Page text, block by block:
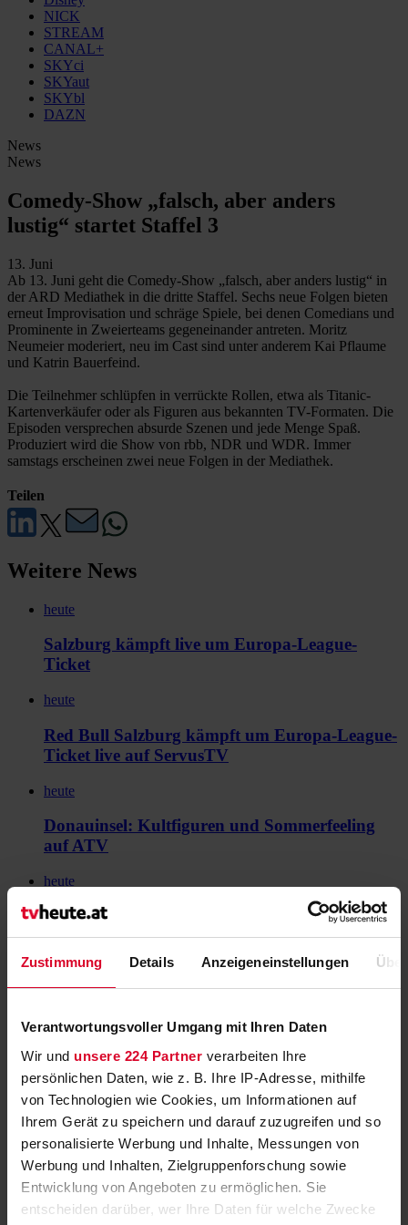
Zustimmung Details Anzeigeneinstellungen
Verantwortungsvoller Umgang mit Ihren Daten
Wir und unsere 224 Partner verarbeiten Ihre
persönlichen Daten, wie z. B. Ihre IP-Adresse, mithilfe
von Technologien wie Cookies, um Informationen auf
Ihrem Gerät zu speichern und darauf zuzugreifen und so
personalisierte Werbung und Inhalte, Messungen von
Werbung und Inhalten, Zielgruppenforschung sowie
Entwicklung von Angeboten zu ermöglichen. Sie
entscheiden darüber, wer Ihre Daten für welche Zwecke
NICK
STREAM
CANAL+
SKYci
SKYaut
SKYbl
DAZN
News
News
Comedy-Show „falsch, aber anders
lustig“ startet Staffel 3
13. Juni
Ab 13. Juni geht die Comedy-Show „falsch, aber anders lustig“ in
der ARD Mediathek in die dritte Staffel. Sechs neue Folgen bieten
erneut Improvisation und schräge Spiele, bei denen Comedians und
Prominente in Zweierteams gegeneinander antreten. Moritz
Neumeier moderiert, neu im Cast sind unter anderem Kai Pflaume
und Katrin Bauerfeind.
Die Teilnehmer schlüpfen in verrückte Rollen, etwa als Titanic-
Kartenverkäufer oder als Figuren aus bekannten TV-Formaten. Die
Episoden versprechen absurde Szenen und jede Menge Spaß.
Produziert wird die Show von rbb, NDR und WDR. Immer
samstags erscheinen zwei neue Folgen in der Mediathek.
Teilen
Weitere News
heute
Salzburg kämpft live um Europa-League-
Ticket
heute
Red Bull Salzburg kämpft um Europa-League-
Ticket live auf ServusTV
heute
Donauinsel: Kultfiguren und Sommerfeeling
auf ATV
heute
Am Schauplatz: Zell am See bangt um
arabische Gäste
heute
Livestream
heute
"BLICKWECHSEL Spezial" zum
Touristenansturm in Österreich
heute
ORF-„Eco Spezial“ über Putins Flotte